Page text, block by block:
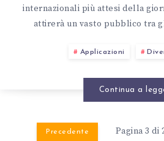
internazionali più attesi della
attirerà un vasto pubblico tra
Applicazioni
Continua a
Precedente Pagina 3 di